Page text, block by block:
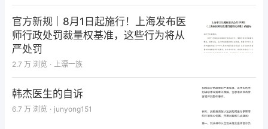
官方新规｜8月1日起施行！上海发布医
师行政处罚裁量权基准，这些行为将从
严处罚
2.7 万 浏览 · 上漂一族
韩杰医生的自诉
6.7 万 浏览 · junyong151